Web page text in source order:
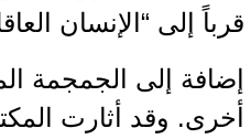
قرباً إلى “الإنسان
إضافة إلى الجمجمة
أخرى. وقد أثارت